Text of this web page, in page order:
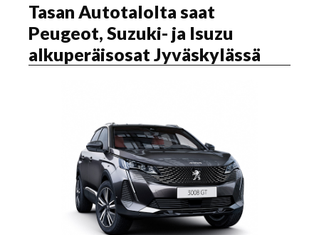
Tasan Autotalolta saat
Peugeot, Suzuki- ja Isuzu
alkuperäisosat Jyväskylässä